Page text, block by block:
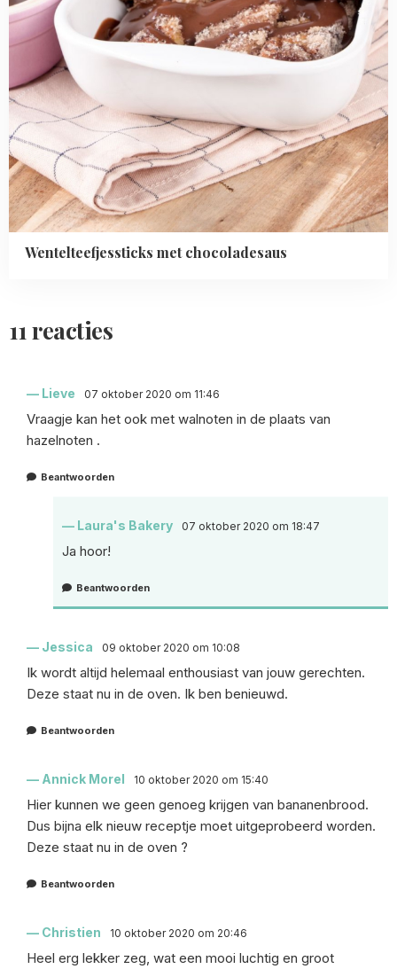
Wentelteefjessticks met chocoladesaus
11 reacties
Lieve 07 oktober 2020 om 11:46
Vraagje kan het ook met walnoten in de plaats van
hazelnoten .
Beantwoorden
Laura's Bakery 07 oktober 2020 om 18:47
Ja hoor!
Beantwoorden
Jessica 09 oktober 2020 om 10:08
Ik wordt altijd helemaal enthousiast van jouw gerechten.
Deze staat nu in de oven. Ik ben benieuwd.
Beantwoorden
Annick Morel 10 oktober 2020 om 15:40
Hier kunnen we geen genoeg krijgen van bananenbrood.
Dus bijna elk nieuw receptje moet uitgeprobeerd worden.
Deze staat nu in de oven ?
Beantwoorden
Christien 10 oktober 2020 om 20:46
Heel erg lekker zeg, wat een mooi luchtig en groot